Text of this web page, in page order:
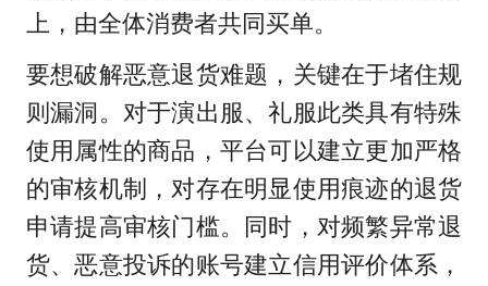
上，由全体消费者共同买单。
要想破解恶意退货难题，关键在于堵住规
则漏洞。对于演出服、礼服此类具有特殊
使用属性的商品，平台可以建立更加严格
的审核机制，对存在明显使用痕迹的退货
申请提高审核门槛。同时，对频繁异常退
货、恶意投诉的账号建立信用评价体系，